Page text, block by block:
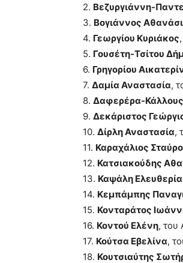
2. Βεζυργιάννη-
3. Βογιάννος
4. Γεωργίου Κυριάκος
5. Γουσέτη-Τσίτου
6. Γρηγορίου
7. Δαμία Αναστασία,
8. Δαφερέρα-Κάλλους
9. Δεκάριστος
10. Δίρλη Αναστασία,
11. Καραχάλιος
12. Κατσιακούδης
13. Καψάλη
14. Κεμπάμπης
15. Κονταράτος
16. Κοντού Ελένη, του
17. Κούτσα Εβελίνα,
18. Κουτσιαύτης